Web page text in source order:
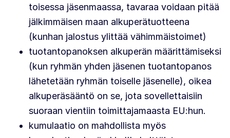
toisessa jäsenmaassa, tavaraa voidaan pitää
jälkimmäisen maan alkuperätuotteena
(kunhan jalostus ylittää vähimmäistoimet)
tuotantopanoksen alkuperän määrittämiseksi
(kun ryhmän yhden jäsenen tuotantopanos
lähetetään ryhmän toiselle jäsenelle), oikea
alkuperäsääntö on se, jota sovellettaisiin
suoraan vientiin toimittajamaasta EU:hun.
kumulaatio on mahdollista myös